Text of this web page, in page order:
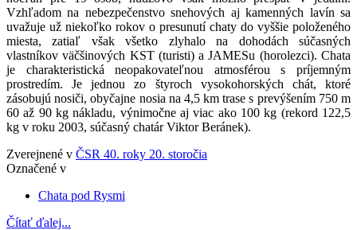
Vzhľadom na nebezpečenstvo snehových aj kamenných lavín sa
uvažuje už niekoľko rokov o presunutí chaty do vyššie položeného
miesta, zatiaľ však všetko zlyhalo na dohodách súčasných
vlastníkov väčšinových KST (turisti) a JAMESu (horolezci). Chata
je charakteristická neopakovateľnou atmosférou s príjemným
prostredím. Je jednou zo štyroch vysokohorských chát, ktoré
zásobujú nosiči, obyčajne nosia na 4,5 km trase s prevýšením 750 m
60 až 90 kg nákladu, výnimočne aj viac ako 100 kg (rekord 122,5
kg v roku 2003, súčasný chatár Viktor Beránek).
Zverejnené v ČSR 40. roky 20. storočia
Označené v
Chata pod Rysmi
Čítať ďalej...